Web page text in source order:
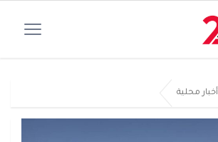
أخبار محلية